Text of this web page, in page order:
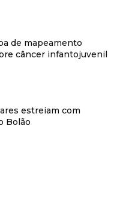
de mapeamento
câncer infantojuvenil
estreiam com
Bolão